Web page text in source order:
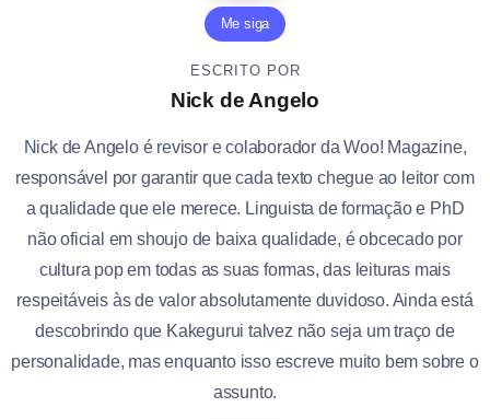
Me siga
ESCRITO POR
Nick de Angelo
Nick de Angelo é revisor e colaborador da Woo! Magazine,
responsável por garantir que cada texto chegue ao leitor com
a qualidade que ele merece. Linguista de formação e PhD
não oficial em shoujo de baixa qualidade, é obcecado por
cultura pop em todas as suas formas, das leituras mais
respeitáveis às de valor absolutamente duvidoso. Ainda está
descobrindo que Kakegurui talvez não seja um traço de
personalidade, mas enquanto isso escreve muito bem sobre o
assunto.